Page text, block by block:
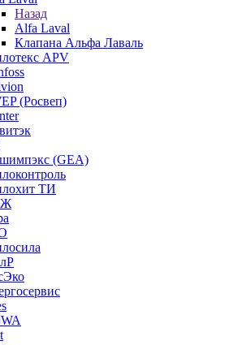
Назад
Alfa Laval
Клапана Альфа Лаваль
APV
(Росвеп)
(GEA)
ТИ